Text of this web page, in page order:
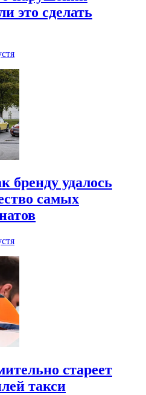
это сделать
бренду удалось
самых
стареет
такси